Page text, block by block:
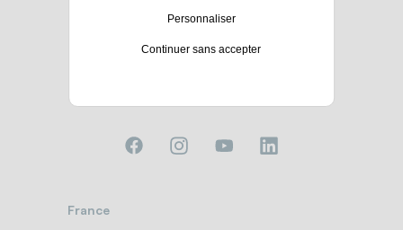
France
Personnaliser
Continuer sans accepter